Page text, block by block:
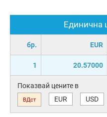
Единична
бр. EUR
1 20.57000
Показвай цените в
ВДст EUR USD